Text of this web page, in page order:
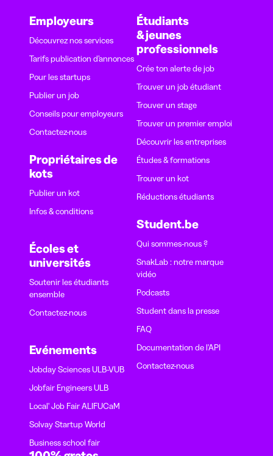
Employeurs
Découvrez nos services
Tarifs publication d’annonces
Pour les startups
Publier un job
Conseils pour employeurs
Contactez-nous
Propriétaires de
kots
Publier un kot
Infos & conditions
Écoles et
universités
Soutenir les étudiants
ensemble
Contactez-nous
Evénements
Jobday Sciences ULB-VUB
Jobfair Engineers ULB
Local' Job Fair ALIFUCaM
Solvay Startup World
Business school fair
Étudiants
& jeunes
professionnels
Crée ton alerte de job
Trouver un job étudiant
Trouver un stage
Trouver un premier emploi
Découvrir les entreprises
Études & formations
Trouver un kot
Réductions étudiants
Student.be
Qui sommes-nous ?
SnakLab : notre marque
vidéo
Podcasts
Student dans la presse
FAQ
Documentation de l'API
Contactez-nous